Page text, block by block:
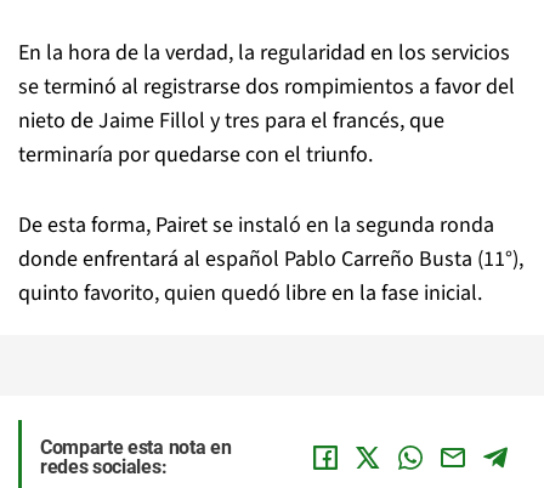
En la hora de la verdad, la regularidad en los servicios
se terminó al registrarse dos rompimientos a favor del
nieto de Jaime Fillol y tres para el francés, que
terminaría por quedarse con el triunfo.
De esta forma, Pairet se instaló en la segunda ronda
donde enfrentará al español Pablo Carreño Busta (11°),
quinto favorito, quien quedó libre en la fase inicial.
Comparte esta nota en
redes sociales: